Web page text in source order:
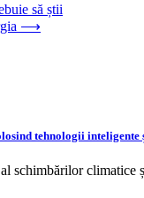
să știi
⟶
tehnologii
schimbărilor